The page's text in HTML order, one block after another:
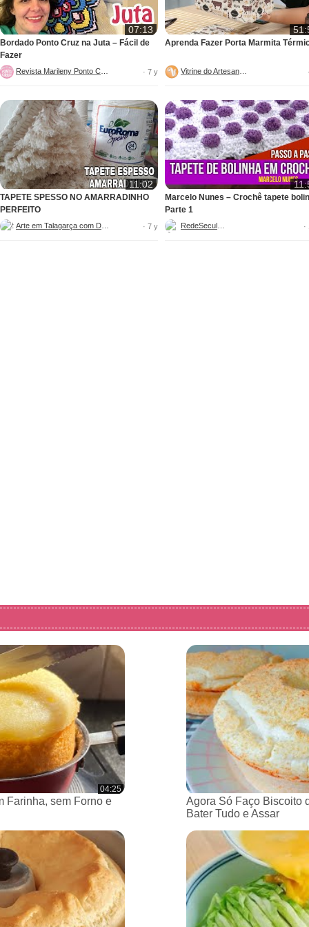
07:13
Bordado Ponto Cruz na Juta – Fácil de
Fazer
· 7 y
Aprenda Fazer Porta Marmita
11:02
TAPETE SPESSO NO AMARRADINHO
PERFEITO
· 7 y
Marcelo Nunes – Crochê tapete
Parte 1
04:25
Farinha, sem Forno e
Agora Só Faço Biscoito
Bater Tudo e Assar